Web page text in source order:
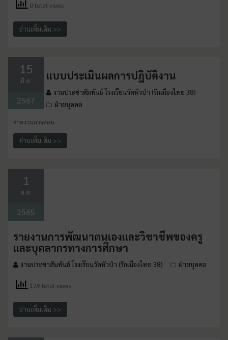
0 total views
อ่านเพิ่มเติม >>
15
มี.ค.
2567
แบบประเมินผลการปฏิบัติงาน
งานประชาสัมพันธ์ โรงเรียนวัดหัวป่า (รักเมืองไทย 38)
ฝ่ายบุคคล
สายงานการสอน
อ่านเพิ่มเติม >>
1
ต.ค.
2565
รายงานการพัฒนาตนเองและวิชาชีพของครู
และบุคลากรทางการศึกษา
งานประชาสัมพันธ์ โรงเรียนวัดหัวป่า (รักเมืองไทย 38) ฝ่ายบุคคล
129 total views
อ่านเพิ่มเติม >>